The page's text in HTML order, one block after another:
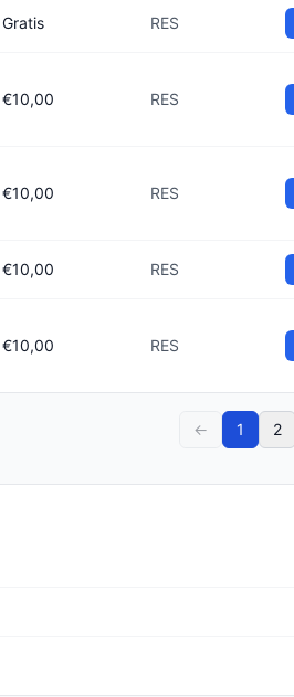
Gratis RES
€10,00 RES
€10,00 RES
€10,00 RES
€10,00 RES
← 1 2